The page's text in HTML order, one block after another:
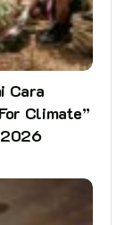
Cara
Climate”
2026